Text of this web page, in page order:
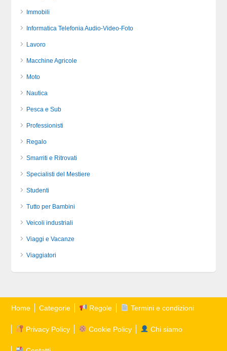
Immobili
Informatica Telefonia Audio-Video-Foto
Lavoro
Macchine Agricole
Moto
Nautica
Pesca e Sub
Professionisti
Regalo
Smarriti e Ritrovati
Specialisti del Mestiere
Studenti
Tutto per Bambini
Veicoli industriali
Viaggi e Vacanze
Viaggiatori
Home Categorie Regole Termini e condizioni
Privacy Policy Cookie Policy Chi siamo